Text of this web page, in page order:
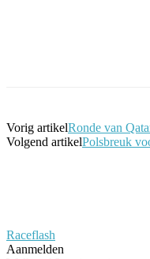
Vorig artikelRonde van
Volgend artikelPolsbreuk
Raceflash
Aanmelden